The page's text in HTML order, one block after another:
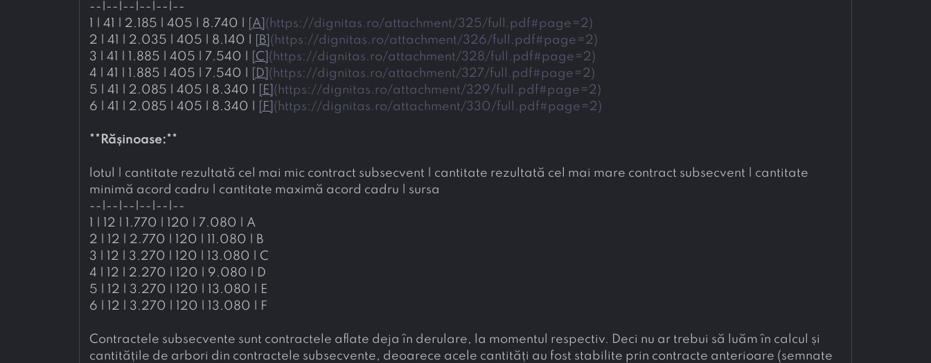
--|--|--|--|--|--
1 | 41 | 2.185 | 405 | 8.740 |
A ( https://dignitas.ro/attachment/325/full.pdf#page=2)
2 | 41 | 2.035 | 405 | 8.140 |
B ( https://dignitas.ro/attachment/326/full.pdf#page=2)
3 | 41 | 1.885 | 405 | 7.540 |
C ( https://dignitas.ro/attachment/328/full.pdf#page=2)
4 | 41 | 1.885 | 405 | 7.540 |
D ( https://dignitas.ro/attachment/327/full.pdf#page=2)
5 | 41 | 2.085 | 405 | 8.340 |
E ( https://dignitas.ro/attachment/329/full.pdf#page=2)
6 | 41 | 2.085 | 405 | 8.340 |
F ( https://dignitas.ro/attachment/330/full.pdf#page=2)
** Rășinoase:**
lotul | cantitate rezultată cel mai mic contract subsecvent | cantitate rezultată cel mai mare contract subsecvent | cantitate
minimă acord cadru | cantitate maximă acord cadru | sursa
--|--|--|--|--|--
1 | 12 | 1.770 | 120 | 7.080 | A
2 | 12 | 2.770 | 120 | 11.080 | B
3 | 12 | 3.270 | 120 | 13.080 | C
4 | 12 | 2.270 | 120 | 9.080 | D
5 | 12 | 3.270 | 120 | 13.080 | E
6 | 12 | 3.270 | 120 | 13.080 | F
Contractele subsecvente sunt contractele aflate deja în derulare, la momentul respectiv. Deci nu ar trebui să luăm în calcul și
cantitățile de arbori din contractele subsecvente, deoarece acele cantități au fost stabilite prin contracte anterioare (semnate